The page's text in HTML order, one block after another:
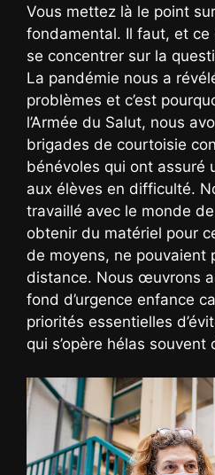
Vous mettez là le point
fondamental. Il faut, et ce
se concentrer sur la
La pandémie nous a
problèmes et c’est
l’Armée du Salut, nous
brigades de courtoisie
bénévoles qui ont assuré
aux élèves en difficulté.
travaillé avec le monde
obtenir du matériel pour
de moyens, ne pouvaient
distance. Nous œuvrons
fond d’urgence enfance
priorités essentielles
qui s’opère hélas